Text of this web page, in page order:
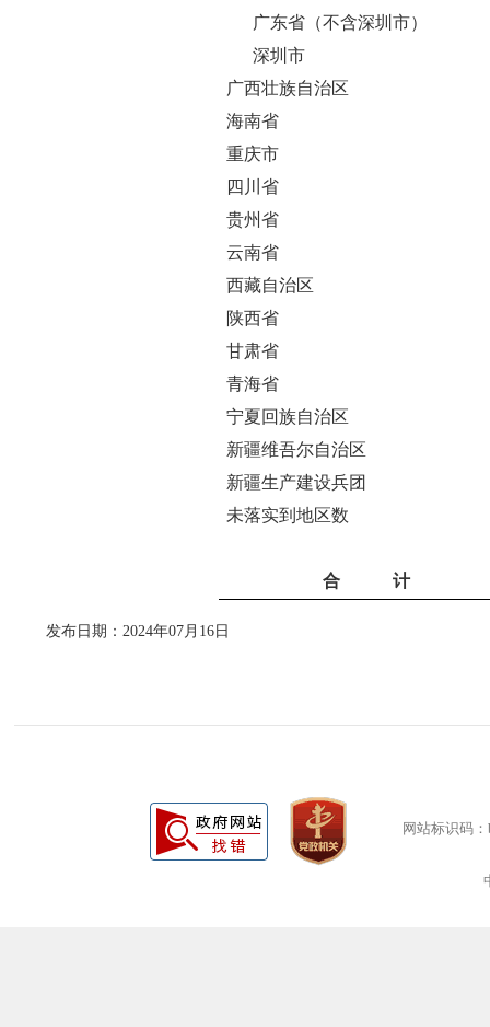
广东省（不含深圳市）
深圳市
广西壮族自治区
海南省
重庆市
四川省
贵州省
云南省
西藏自治区
陕西省
甘肃省
青海省
宁夏回族自治区
新疆维吾尔自治区
新疆生产建设兵团
未落实到地区数
合 计
发布日期：2024年07月16日
网站标识码